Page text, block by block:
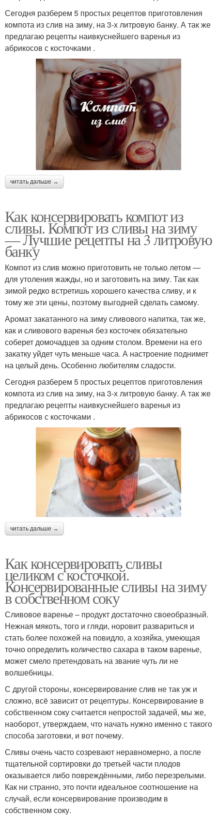
Сегодня разберем 5 простых рецептов приготовления
компота из слив на зиму, на 3-х литровую банку. А так же
предлагаю рецепты наивкуснейшего варенья из
абрикосов с косточками .
читать дальше →
Как консервировать компот из
сливы. Компот из сливы на зиму
— Лучшие рецепты на 3 литровую
банку
Компот из слив можно приготовить не только летом —
для утоления жажды, но и заготовить на зиму. Так как
зимой редко встретишь хорошего качества сливу, и к
тому же эти цены, поэтому выгодней сделать самому.
Аромат закатанного на зиму сливового напитка, так же,
как и сливового варенья без косточек обязательно
соберет домочадцев за одним столом. Времени на его
закатку уйдет чуть меньше часа. А настроение поднимет
на целый день. Особенно любителям сладости.
Сегодня разберем 5 простых рецептов приготовления
компота из слив на зиму, на 3-х литровую банку. А так же
предлагаю рецепты наивкуснейшего варенья из
абрикосов с косточками .
читать дальше →
Как консервировать сливы
целиком с косточкой.
Консервированные сливы на зиму
в собственном соку
Сливовое варенье – продукт достаточно своеобразный.
Нежная мякоть, того и гляди, норовит развариться и
стать более похожей на повидло, а хозяйка, умеющая
точно определить количество сахара в таком варенье,
может смело претендовать на звание чуть ли не
волшебницы.
С другой стороны, консервирование слив не так уж и
сложно, всё зависит от рецептуры. Консервирование в
собственном соку считается непростой задачей, мы же,
наоборот, утверждаем, что начать нужно именно с такого
способа заготовки, и вот почему.
Сливы очень часто созревают неравномерно, а после
тщательной сортировки до третьей части плодов
оказывается либо повреждёнными, либо перезрелыми.
Как ни странно, это почти идеальное соотношение на
случай, если консервирование производим в
собственном соку.